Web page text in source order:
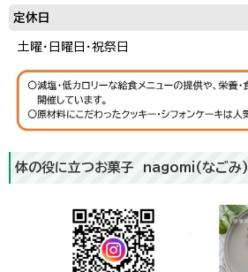
定休日
土曜・日曜日・祝祭日
体の役に立つお菓子 nagomi(なごみ)